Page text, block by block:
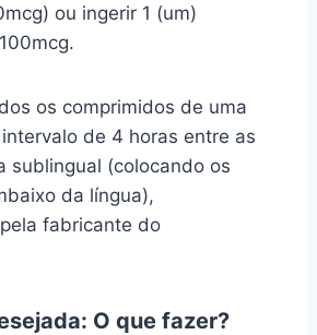
ou ingerir 1 (um)
os comprimidos de uma
de 4 horas entre as
sublingual (colocando os
da língua),
fabricante do
O que fazer?